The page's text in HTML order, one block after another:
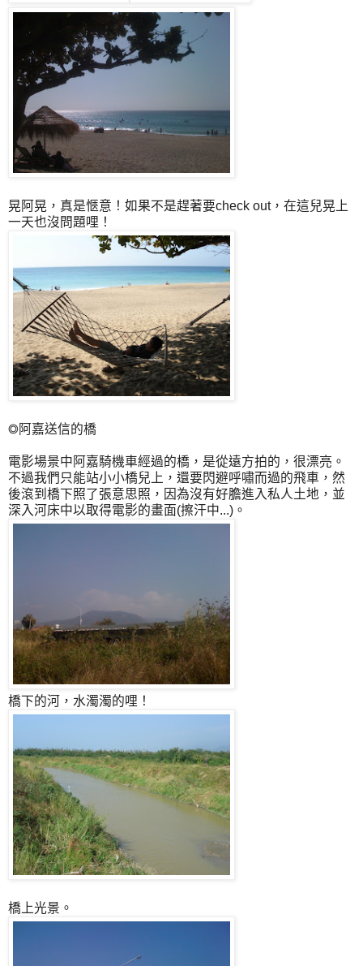
晃阿晃，真是愜意！如果不是趕著要check out，在這兒晃上
一天也沒問題哩！
◎阿嘉送信的橋
電影場景中阿嘉騎機車經過的橋，是從遠方拍的，很漂亮。
不過我們只能站小小橋兒上，還要閃避呼嘯而過的飛車，然
後滾到橋下照了張意思照，因為沒有好膽進入私人土地，並
深入河床中以取得電影的畫面(擦汗中...)。
橋下的河，水濁濁的哩！
橋上光景。